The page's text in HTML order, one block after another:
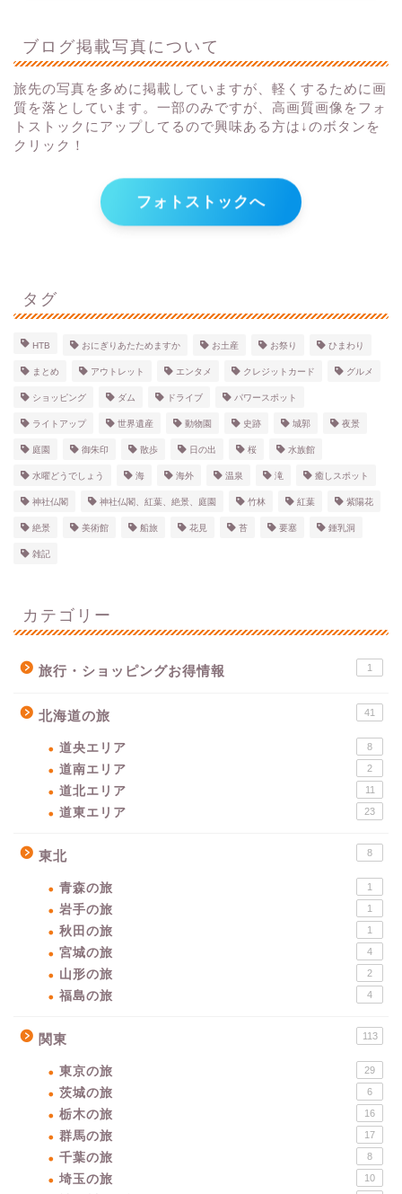
ブログ掲載写真について
旅先の写真を多めに掲載していますが、軽くするために画
質を落としています。一部のみですが、高画質画像をフォ
トストックにアップしてるので興味ある方は↓のボタンを
クリック！
フォトストックへ
タグ
HTB おにぎりあたためますか お土産 お祭り ひまわり
まとめ アウトレット エンタメ クレジットカード グルメ
ショッピング ダム ドライブ パワースポット
ライトアップ 世界遺産 動物園 史跡 城郭 夜景
庭園 御朱印 散歩 日の出 桜 水族館
水曜どうでしょう 海 海外 温泉 滝 癒しスポット
神社仏閣 神社仏閣、紅葉、絶景、庭園 竹林 紅葉 紫陽花
絶景 美術館 船旅 花見 苔 要塞 鍾乳洞
雑記
カテゴリー
旅行・ショッピングお得情報 1
北海道の旅 41
道央エリア 8
道南エリア 2
道北エリア 11
道東エリア 23
東北 8
青森の旅 1
岩手の旅 1
秋田の旅 1
宮城の旅 4
山形の旅 2
福島の旅 4
関東 113
東京の旅 29
茨城の旅 6
栃木の旅 16
群馬の旅 17
千葉の旅 8
埼玉の旅 10